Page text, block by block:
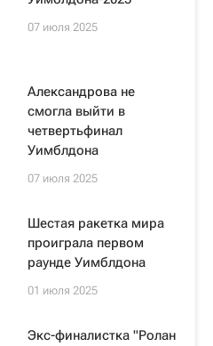
07 июля 2025
Александрова не
смогла выйти в
четвертьфинал
Уимблдона
07 июля 2025
Шестая ракетка мира
проиграла первом
раунде Уимблдона
01 июля 2025
Экс-финалистка "Ролан